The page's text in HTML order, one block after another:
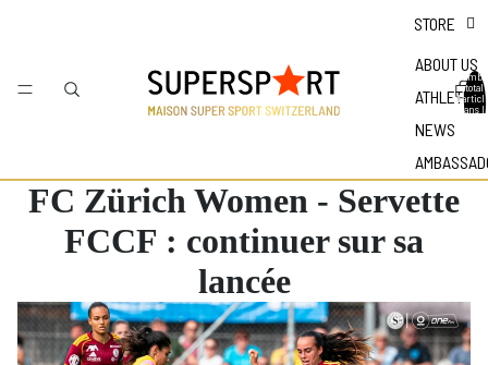
STORE
ABOUT US
ATHLETES
NEWS
total
dans
FC Zürich Women - Servette
FCCF : continuer sur sa
lancée